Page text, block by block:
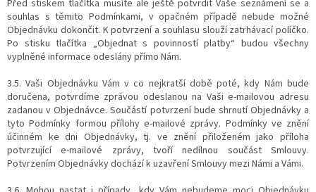
Před stiskem tlačítka musíte ale ještě potvrdit Vaše seznámení se a
souhlas s těmito Podmínkami, v opačném případě nebude možné
Objednávku dokončit. K potvrzení a souhlasu slouží zatrhávací políčko.
Po stisku tlačítka „Objednat s povinností platby“ budou všechny
vyplněné informace odeslány přímo Nám.
3.5. Vaši Objednávku Vám v co nejkratší době poté, kdy Nám bude
doručena, potvrdíme zprávou odeslanou na Vaši e-mailovou adresu
zadanou v Objednávce. Součástí potvrzení bude shrnutí Objednávky a
tyto Podmínky formou přílohy e-mailové zprávy. Podmínky ve znění
účinném ke dni Objednávky, tj. ve znění přiloženém jako příloha
potvrzující e-mailové zprávy, tvoří nedílnou součást Smlouvy.
Potvrzením Objednávky dochází k uzavření Smlouvy mezi Námi a Vámi.